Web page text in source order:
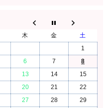
木 金
土
1
6 7
8
13 14
15
20 21
22
27 28 29